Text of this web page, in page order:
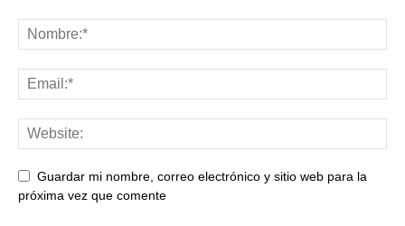
Guardar mi nombre, correo electrónico y sitio web para la
próxima vez que comente